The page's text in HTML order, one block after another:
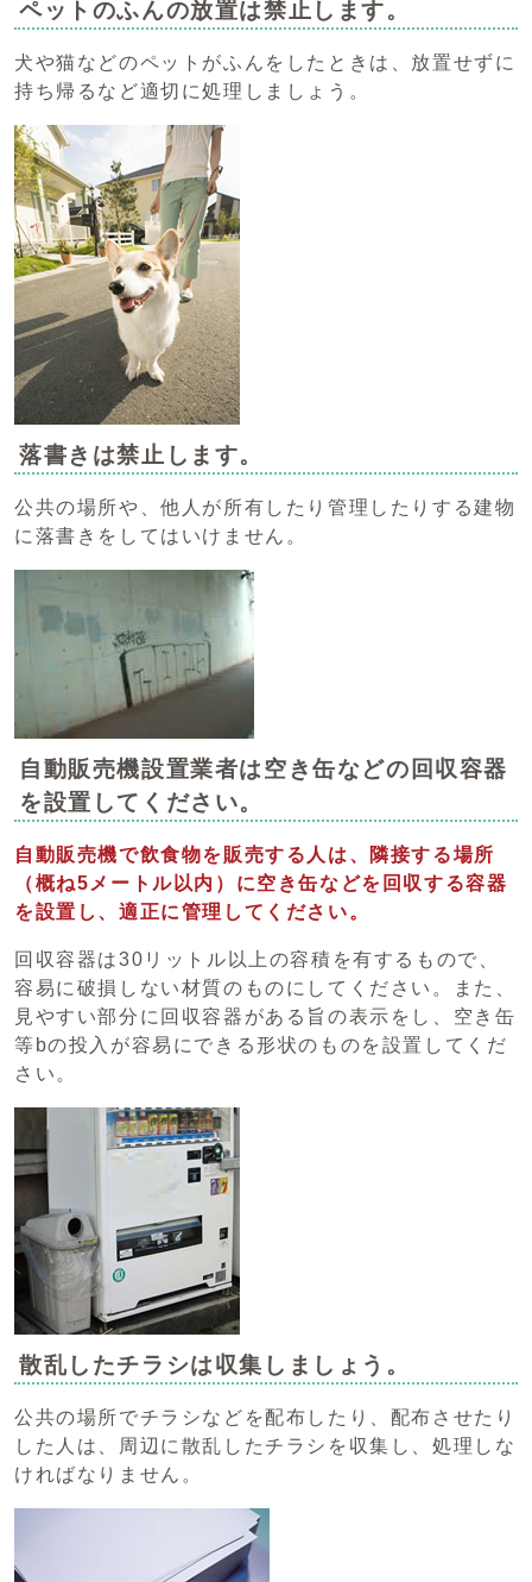
ペットのふんの放置は禁止します。
犬や猫などのペットがふんをしたときは、放置せずに
持ち帰るなど適切に処理しましょう。
落書きは禁止します。
公共の場所や、他人が所有したり管理したりする建物
に落書きをしてはいけません。
自動販売機設置業者は空き缶などの回収容器
を設置してください。
自動販売機で飲食物を販売する人は、隣接する場所
（概ね5メートル以内）に空き缶などを回収する容器
を設置し、適正に管理してください。
回収容器は30リットル以上の容積を有するもので、
容易に破損しない材質のものにしてください。また、
見やすい部分に回収容器がある旨の表示をし、空き缶
等bの投入が容易にできる形状のものを設置してくだ
さい。
散乱したチラシは収集しましょう。
公共の場所でチラシなどを配布したり、配布させたり
した人は、周辺に散乱したチラシを収集し、処理しな
ければなりません。